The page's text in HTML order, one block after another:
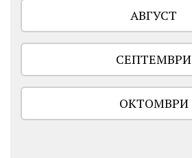
АВГУСТ
СЕПТЕМВРИ
ОКТОМВРИ